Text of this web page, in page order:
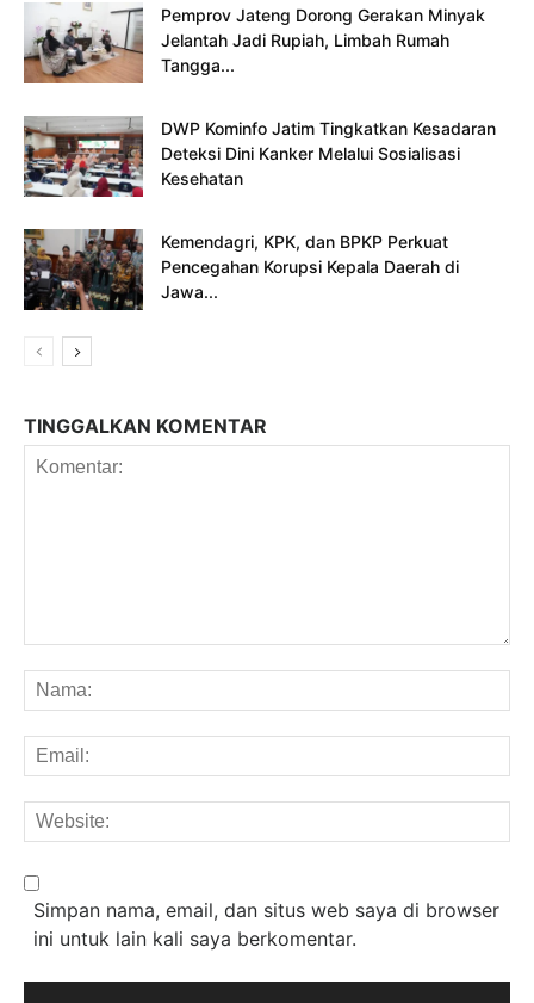
Pemprov Jateng Dorong Gerakan Minyak
Jelantah Jadi Rupiah, Limbah Rumah
Tangga...
DWP Kominfo Jatim Tingkatkan Kesadaran
Deteksi Dini Kanker Melalui Sosialisasi
Kesehatan
Kemendagri, KPK, dan BPKP Perkuat
Pencegahan Korupsi Kepala Daerah di
Jawa...
TINGGALKAN KOMENTAR
Simpan nama, email, dan situs web saya di browser
ini untuk lain kali saya berkomentar.